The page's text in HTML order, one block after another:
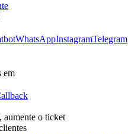
WhatsAppInstagramTelegram
em
aumente o ticket